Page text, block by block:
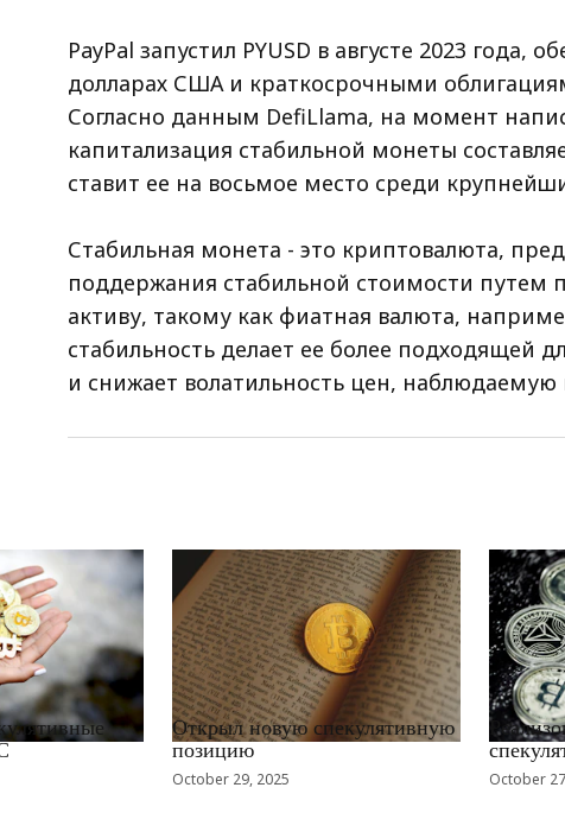
PayPal запустил PYUSD в августе 2023 года,
долларах США и краткосрочными
Согласно данным DefiLlama, на момент
капитализация стабильной монеты
ставит ее на восьмое место среди
Стабильная монета - это криптовалюта,
поддержания стабильной стоимости путем
активу, такому как фиатная валюта,
стабильность делает ее более подходящей
и снижает волатильность цен, наблюдаемую
RRCNEWS_RU
Открыл новую спекулятивную
позицию
October 29, 2025
RRCNEWS_RU
October